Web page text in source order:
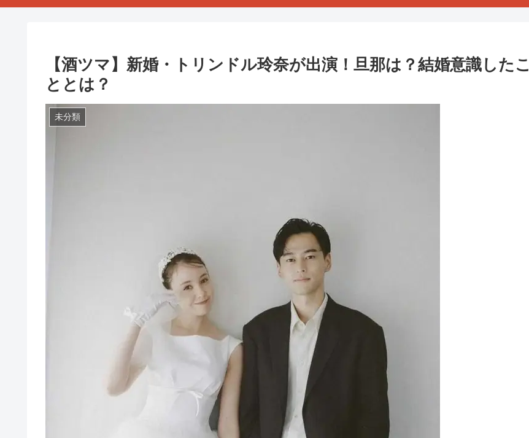
【酒ツマ】新婚・トリンドル玲奈が出演！旦那は？結婚意識したこ
ととは？
未分類